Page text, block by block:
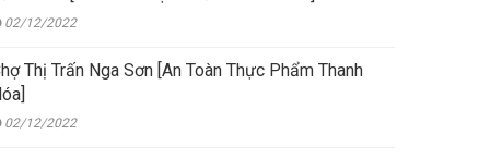
02/12/2022
Thị Trấn Nga Sơn [An Toàn Thực Phẩm Thanh
02/12/2022